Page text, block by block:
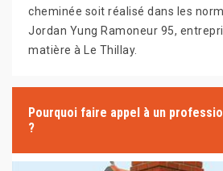
cheminée soit réalisé dans les
Jordan Yung Ramoneur 95,
matière à Le Thillay.
Pourquoi faire appel à un
?